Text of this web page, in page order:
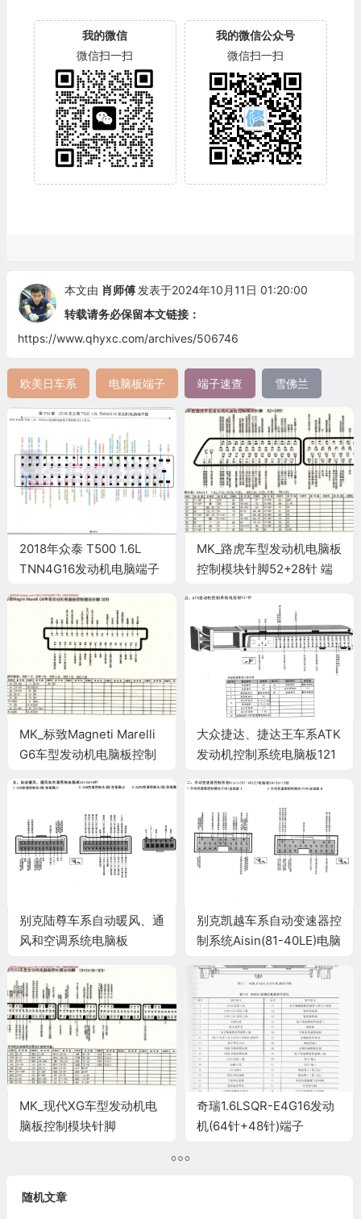
我的微信
微信扫一扫
我的微信公众号
微信扫一扫
本文由 肖师傅 发表于2024年10月11日 01:20:00
转载请务必保留本文链接：
https://www.qhyxc.com/archives/506746
欧美日车系 电脑板端子 端子速查 雪佛兰
2018年众泰 T500 1.6L
TNN4G16发动机电脑端子
MK_路虎车型发动机电脑板
控制模块针脚52+28针 端
MK_标致Magneti Marelli
G6车型发动机电脑板控制
大众捷达、捷达王车系ATK
发动机控制系统电脑板121
别克陆尊车系自动暖风、通
风和空调系统电脑板
别克凯越车系自动变速器控
制系统Aisin(81-40LE)电脑
MK_现代XG车型发动机电
脑板控制模块针脚
奇瑞1.6LSQR-E4G16发动
机(64针+48针)端子
随机文章